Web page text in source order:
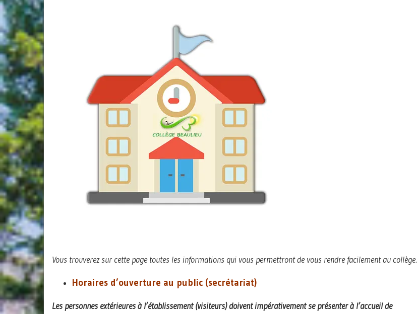
Vous trouverez sur cette page toutes les informations qui vous permettront de vous rendre facilement au collège.
Horaires d’ouverture au public (secrétariat)
Les personnes extérieures à l’établissement (visiteurs) doivent impérativement se présenter à l’accueil de